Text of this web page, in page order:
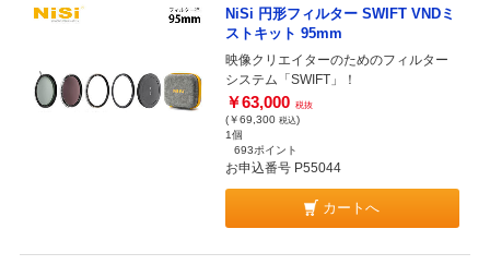
NiSi 円形フィルター SWIFT VNDミ
ストキット 95mm
映像クリエイターのためのフィルター
システム「SWIFT」！
￥63,000 税抜
(￥69,300 税込)
1個
693ポイント
お申込番号 P55044
カートへ